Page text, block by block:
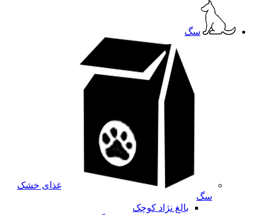
سگ
غذای خشک
سگ
بالغ نژاد کوچک